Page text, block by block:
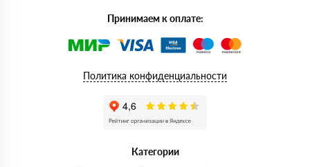
Принимаем к оплате:
Политика конфиденциальности
Категории